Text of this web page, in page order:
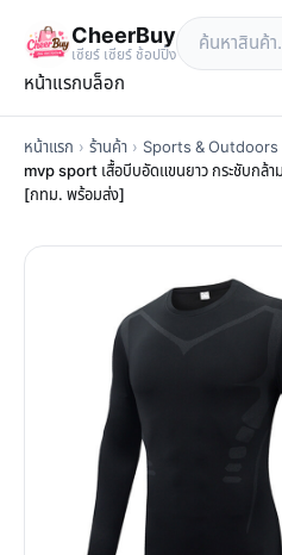
CheerBuy
เซียร์ เซียร์ ช้อปปิ้ง
หน้าแรกบล็อก
หน้าแรก › ร้านค้า › Sports & Outdoors
mvp sport เสื้อบีบอัดแขนยาว กระชับกล้
[กทม. พร้อมส่ง]